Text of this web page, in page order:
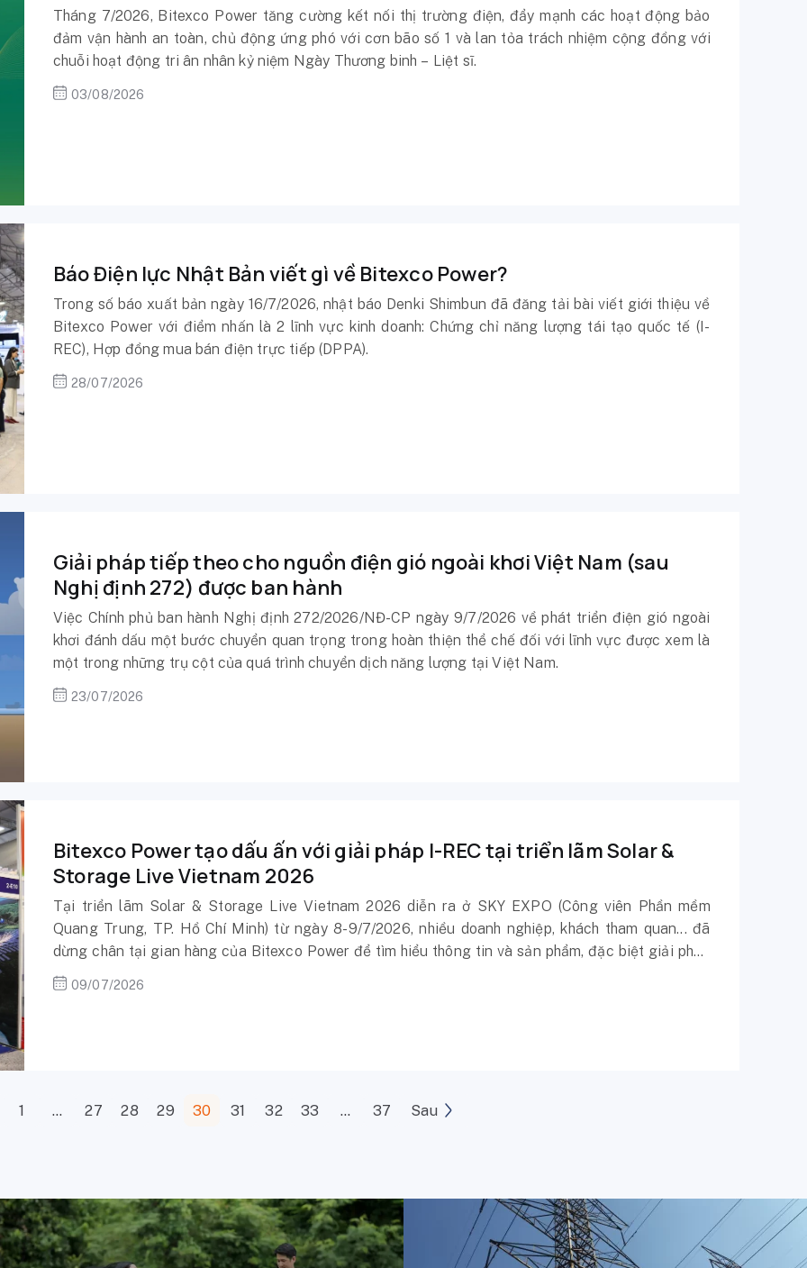
Tháng 7/2026, Bitexco Power tăng cường kết nối thị trường điện, đẩy mạnh các hoạt động bảo
đảm vận hành an toàn, chủ động ứng phó với cơn bão số 1 và lan tỏa trách nhiệm cộng đồng với
chuỗi hoạt động tri ân nhân kỷ niệm Ngày Thương binh – Liệt sĩ.
03/08/2026
Báo Điện lực Nhật Bản viết gì về Bitexco Power?
Trong số báo xuất bản ngày 16/7/2026, nhật báo Denki Shimbun đã đăng tải bài viết giới thiệu về
Bitexco Power với điểm nhấn là 2 lĩnh vực kinh doanh: Chứng chỉ năng lượng tái tạo quốc tế (I-
REC), Hợp đồng mua bán điện trực tiếp (DPPA).
28/07/2026
Giải pháp tiếp theo cho nguồn điện gió ngoài khơi Việt Nam (sau
Nghị định 272) được ban hành
Việc Chính phủ ban hành Nghị định 272/2026/NĐ-CP ngày 9/7/2026 về phát triển điện gió ngoài
khơi đánh dấu một bước chuyển quan trọng trong hoàn thiện thể chế đối với lĩnh vực được xem là
một trong những trụ cột của quá trình chuyển dịch năng lượng tại Việt Nam.
23/07/2026
Bitexco Power tạo dấu ấn với giải pháp I-REC tại triển lãm Solar &
Storage Live Vietnam 2026
Tại triển lãm Solar & Storage Live Vietnam 2026 diễn ra ở SKY EXPO (Công viên Phần mềm
Quang Trung, TP. Hồ Chí Minh) từ ngày 8-9/7/2026, nhiều doanh nghiệp, khách tham quan... đã
dừng chân tại gian hàng của Bitexco Power để tìm hiểu thông tin và sản phẩm, đặc biệt giải pháp
I-REC.
09/07/2026
1 … 27 28 29 30 31 32 33 … 37 Sau